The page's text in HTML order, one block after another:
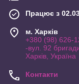
Працює з
м. Харків
+380 (98) 626-
-вул. 92
Харків, Україна
Контакти